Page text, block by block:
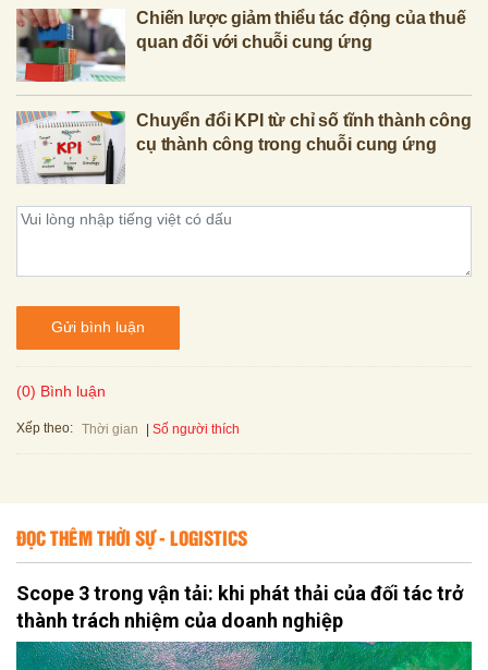
Chiến lược giảm thiểu tác động của thuế
quan đối với chuỗi cung ứng
Chuyển đổi KPI từ chỉ số tĩnh thành công
cụ thành công trong chuỗi cung ứng
Gửi bình luận
(0) Bình luận
Xếp theo: Thời gian Số người thích
ĐỌC THÊM THỜI SỰ - LOGISTICS
Scope 3 trong vận tải: khi phát thải của đối tác trở
thành trách nhiệm của doanh nghiệp